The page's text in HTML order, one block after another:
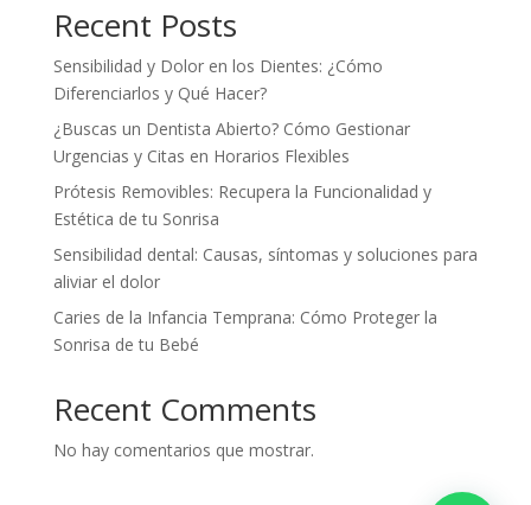
Recent Posts
Sensibilidad y Dolor en los Dientes: ¿Cómo
Diferenciarlos y Qué Hacer?
¿Buscas un Dentista Abierto? Cómo Gestionar
Urgencias y Citas en Horarios Flexibles
Prótesis Removibles: Recupera la Funcionalidad y
Estética de tu Sonrisa
Sensibilidad dental: Causas, síntomas y soluciones para
aliviar el dolor
Caries de la Infancia Temprana: Cómo Proteger la
Sonrisa de tu Bebé
Recent Comments
No hay comentarios que mostrar.